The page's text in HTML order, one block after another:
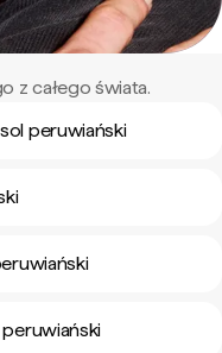
z całego świata.
peruwiański